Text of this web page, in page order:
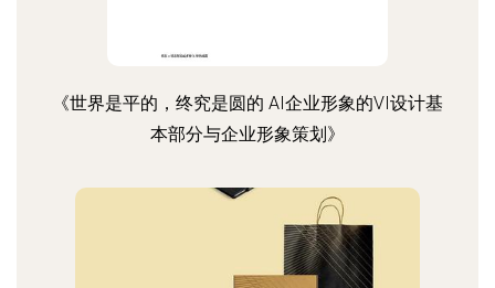
《世界是平的，终究是圆的 AI企业形象的VI设计基
本部分与企业形象策划》